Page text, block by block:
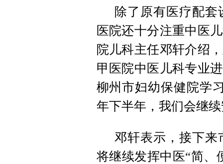
除了原有医疗配
医院还十分注重中医
院儿科主任邓轩介绍
甲医院中医儿科专业
柳州市妇幼保健院学
年下半年，我们会继
邓轩表示，接下来
将继续发挥中医“简、